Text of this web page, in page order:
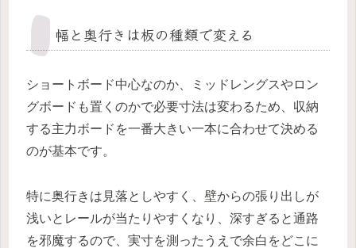
幅と奥行きは板の種類で変える
ショートボード中心なのか、ミッドレングスやロン
グボードも置くのかで必要寸法は変わるため、収納
する主力ボードを一番大きい一本に合わせて決める
のが基本です。
特に奥行きは見落としやすく、壁からの張り出しが
浅いとレールが当たりやすくなり、深すぎると通路
を邪魔するので、実寸を測ったうえで余白をどこに